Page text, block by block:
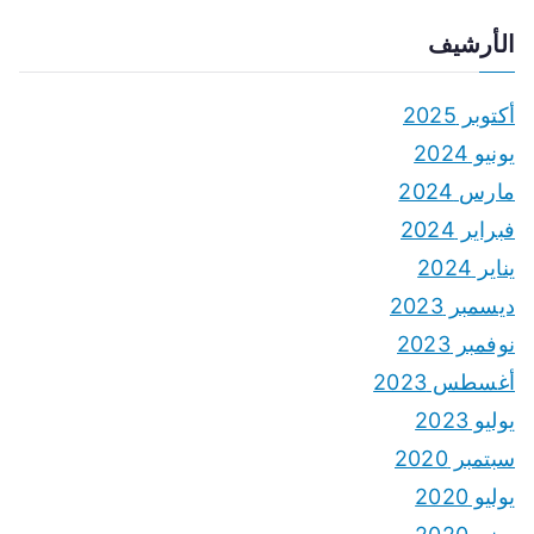
الأرشيف
أكتوبر 2025
يونيو 2024
مارس 2024
فبراير 2024
يناير 2024
ديسمبر 2023
نوفمبر 2023
أغسطس 2023
يوليو 2023
سبتمبر 2020
يوليو 2020